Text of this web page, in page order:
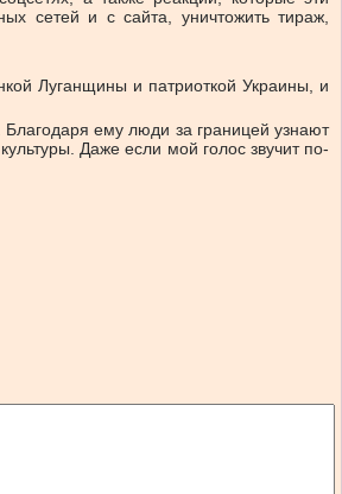
сетей и с сайта, уничтожить тираж,
Луганщины и патриоткой Украины, и
Благодаря ему люди за границей узнают
Даже если мой голос звучит по-